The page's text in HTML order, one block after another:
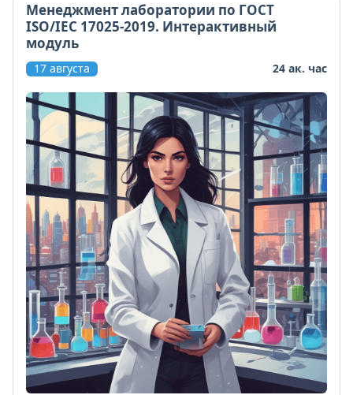
Менеджмент лаборатории по ГОСТ
ISO/IEC 17025-2019. Интерактивный
модуль
17 августа 24 ак. час